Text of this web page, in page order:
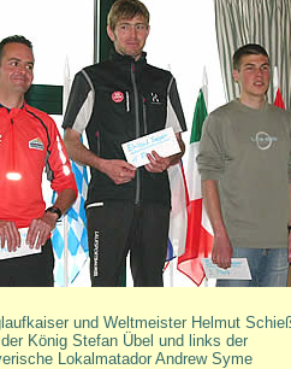
und Weltmeister Helmut
König Stefan Übel und links der
Lokalmatador Andrew Syme